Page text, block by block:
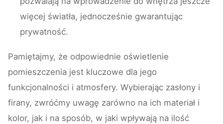
więcej światła, jednocześnie gwarantując
prywatność.
Pamiętajmy, że odpowiednie oświetlenie
pomieszczenia jest kluczowe dla jego
funkcjonalności i atmosfery. Wybierając zasłony i
firany, zwróćmy uwagę zarówno na ich materiał i
kolor, jak i na sposób, w jaki wpływają na ilość